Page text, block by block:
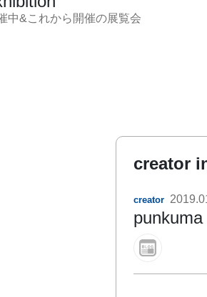
中&これから開催の展覧会
creator
creator
punkuma